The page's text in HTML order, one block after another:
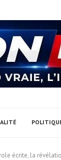
écrite, la